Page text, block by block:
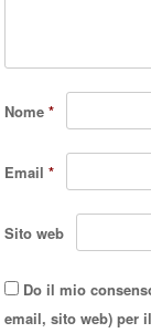
Nome*
Email*
Sito web
Do il mio
email, sito web) per